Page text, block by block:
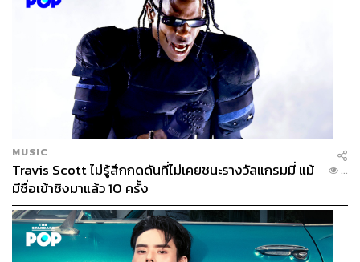
MUSIC
Travis Scott ไม่รู้สึกกดดันที่ไม่เคยชนะรางวัลแกรมมี่ แม้
มีชื่อเข้าชิงมาแล้ว 10 ครั้ง
...